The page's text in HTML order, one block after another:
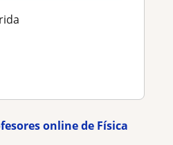
online de Física